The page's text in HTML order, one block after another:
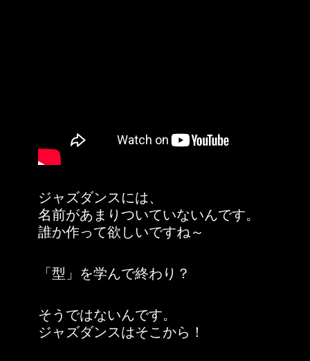
ジャズダンスには、
名前があまりついていないんです。
誰か作って欲しいですね～
「型」を学んで終わり？
そうではないんです。
ジャズダンスはそこから！